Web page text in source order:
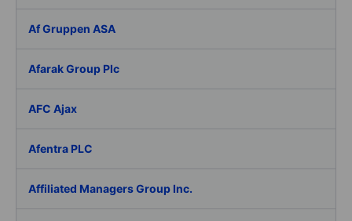
Af Gruppen ASA
Afarak Group Plc
AFC Ajax
Afentra PLC
Affiliated Managers Group Inc.